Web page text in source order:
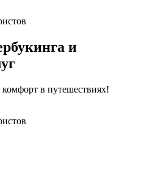
и
комфорт в путешествиях!